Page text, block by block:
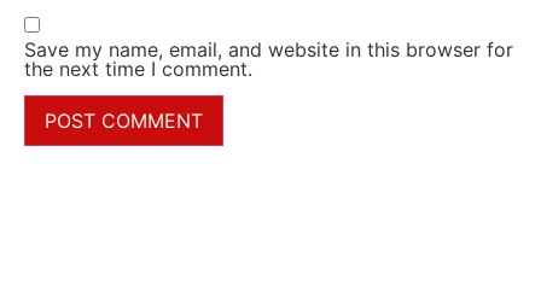
Save my name, email, and website in this browser for
the next time I comment.